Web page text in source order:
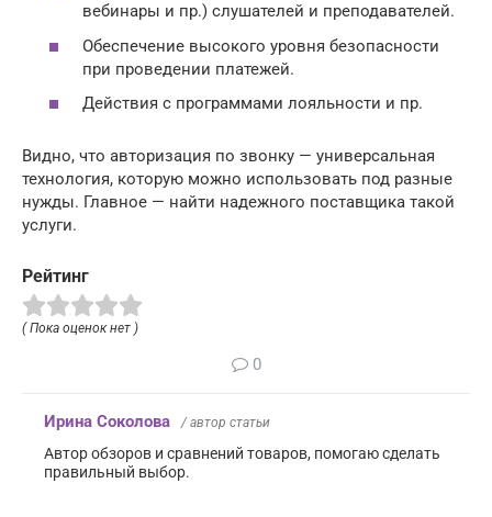
вебинары и пр.) слушателей и преподавателей.
Обеспечение высокого уровня безопасности
при проведении платежей.
Действия с программами лояльности и пр.
Видно, что авторизация по звонку — универсальная
технология, которую можно использовать под разные
нужды. Главное — найти надежного поставщика такой
услуги.
Рейтинг
( Пока оценок нет )
0
Ирина Соколова / автор статьи
Автор обзоров и сравнений товаров, помогаю сделать
правильный выбор.